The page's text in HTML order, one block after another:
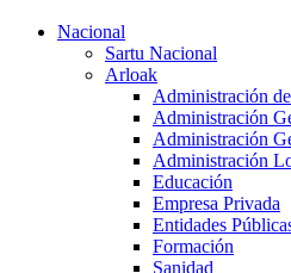
Nacional
Sartu Nacional
Arloak
Administración
Administración
Administración
Administración
Educación
Empresa Privada
Entidades
Formación
Sanidad